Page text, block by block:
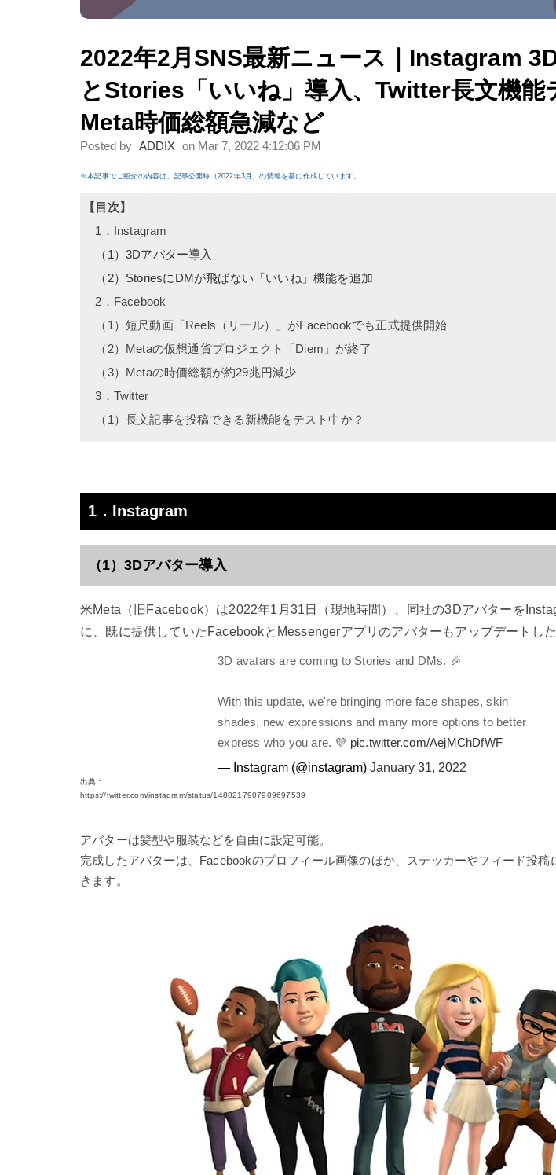
2022年2月SNS最新ニュース｜Instagram
とStories「いいね」導入、Twitter長文機能
Meta時価総額急減など
Posted by ADDIX on Mar 7, 2022 4:12:06 PM
※本記事でご紹介の内容は、記事公開時（2022年3月）の情報を基に作成しています。
【目次】
1． Instagram
（1）3Dアバター導入
（2）StoriesにDMが飛ばない「いいね」機能を追加
2．Facebook
（1）短尺動画「Reels（リール）」がFacebookでも正式提供開始
（2）Metaの仮想通貨プロジェクト「Diem」が終了
（3）Metaの時価総額が約29兆円減少
3．Twitter
（1）長文記事を投稿できる新機能をテスト中か？
1．Instagram
（1）3Dアバター導入
米Meta（旧Facebook）は2022年1月31日（現地時間）、同社の3Dアバターを
に、既に提供していたFacebookとMessengerアプリのアバターもアップデートした
3D avatars are coming to Stories and DMs. 🎉
With this update, we're bringing more face shapes, skin
shades, new expressions and many more options to better
express who you are. 💜 pic.twitter.com/AejMChDfWF
— Instagram (@instagram)January 31, 2022
出典：
https://twitter.com/instagram/status/1488217907909697539
アバターは髪型や服装などを自由に設定可能。
完成したアバターは、Facebookのプロフィール画像のほか、ステッカーやフィード投稿
きます。